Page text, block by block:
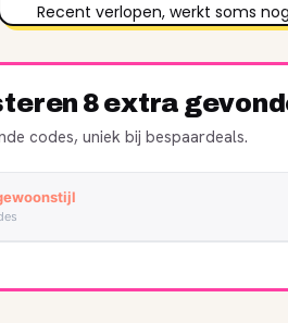
Recent verlopen, werkt soms nog
8 extra
codes, uniek bij bespaardeals.